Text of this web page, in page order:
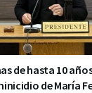
de hasta 10
de María